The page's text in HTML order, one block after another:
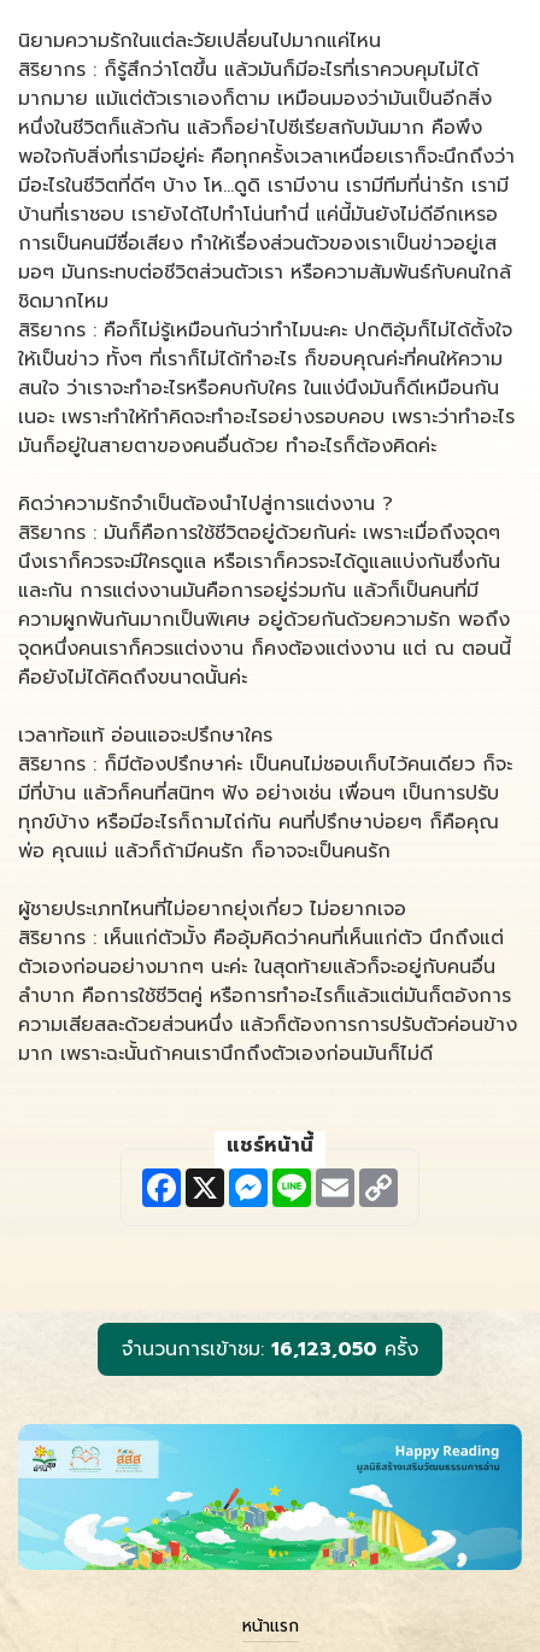
นิยามความรักในแต่ละวัยเปลี่ยนไปมากแค่ไหน
สิริยากร : ก็รู้สึกว่าโตขึ้น แล้วมันก็มีอะไรที่เราควบคุมไม่ได้
มากมาย แม้แต่ตัวเราเองก็ตาม เหมือนมองว่ามันเป็นอีกสิ่ง
หนึ่งในชีวิตก็แล้วกัน แล้วก็อย่าไปซีเรียสกับมันมาก คือพึง
พอใจกับสิ่งที่เรามีอยู่ค่ะ คือทุกครั้งเวลาเหนื่อยเราก็จะนึกถึงว่า
มีอะไรในชีวิตที่ดีๆ บ้าง โห…ดูดิ เรามีงาน เรามีทีมที่น่ารัก เรามี
บ้านที่เราชอบ เรายังได้ไปทำโน่นทำนี่ แค่นี้มันยังไม่ดีอีกเหรอ
การเป็นคนมีชื่อเสียง ทำให้เรื่องส่วนตัวของเราเป็นข่าวอยู่เส
มอๆ มันกระทบต่อชีวิตส่วนตัวเรา หรือความสัมพันธ์กับคนใกล้
ชิดมากไหม
สิริยากร : คือก็ไม่รู้เหมือนกันว่าทำไมนะคะ ปกติอุ้มก็ไม่ได้ตั้งใจ
ให้เป็นข่าว ทั้งๆ ที่เราก็ไม่ได้ทำอะไร ก็ขอบคุณค่ะที่คนให้ความ
สนใจ ว่าเราจะทำอะไรหรือคบกับใคร ในแง่นึงมันก็ดีเหมือนกัน
เนอะ เพราะทำให้ทำคิดจะทำอะไรอย่างรอบคอบ เพราะว่าทำอะไร
มันก็อยู่ในสายตาของคนอื่นด้วย ทำอะไรก็ต้องคิดค่ะ
คิดว่าความรักจำเป็นต้องนำไปสู่การแต่งงาน ?
สิริยากร : มันก็คือการใช้ชีวิตอยู่ด้วยกันค่ะ เพราะเมื่อถึงจุดๆ
นึงเราก็ควรจะมีใครดูแล หรือเราก็ควรจะได้ดูแลแบ่งกันซึ่งกัน
และกัน การแต่งงานมันคือการอยู่ร่วมกัน แล้วก็เป็นคนที่มี
ความผูกพันกันมากเป็นพิเศษ อยู่ด้วยกันด้วยความรัก พอถึง
จุดหนึ่งคนเราก็ควรแต่งงาน ก็คงต้องแต่งงาน แต่ ณ ตอนนี้
คือยังไม่ได้คิดถึงขนาดนั้นค่ะ
เวลาท้อแท้ อ่อนแอจะปรึกษาใคร
สิริยากร : ก็มีต้องปรึกษาค่ะ เป็นคนไม่ชอบเก็บไว้คนเดียว ก็จะ
มีที่บ้าน แล้วก็คนที่สนิทๆ ฟัง อย่างเช่น เพื่อนๆ เป็นการปรับ
ทุกข์บ้าง หรือมีอะไรก็ถามไถ่กัน คนที่ปรึกษาบ่อยๆ ก็คือคุณ
พ่อ คุณแม่ แล้วก็ถ้ามีคนรัก ก็อาจจะเป็นคนรัก
ผู้ชายประเภทไหนที่ไม่อยากยุ่งเกี่ยว ไม่อยากเจอ
สิริยากร : เห็นแก่ตัวมั้ง คืออุ้มคิดว่าคนที่เห็นแก่ตัว นึกถึงแต่
ตัวเองก่อนอย่างมากๆ นะค่ะ ในสุดท้ายแล้วก็จะอยู่กับคนอื่น
ลำบาก คือการใช้ชีวิตคู่ หรือการทำอะไรก็แล้วแต่มันก็ตอ้งการ
ความเสียสละด้วยส่วนหนึ่ง แล้วก็ต้องการการปรับตัวค่อนข้าง
มาก เพราะฉะนั้นถ้าคนเรานึกถึงตัวเองก่อนมันก็ไม่ดี
แชร์หน้านี้
F
a
c
X M
e
s
r
L
n
E
m
a
k
จำนวนการเข้าชม: 16,123,050 ครั้ง
หน้าแรก